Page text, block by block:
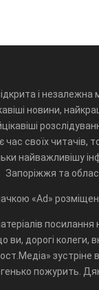
і
новини,
час своїх читачів,
найважливішу
Запоріжжя та
«Ad»
ви, дорогі колеги,
зустріне
пожурить.